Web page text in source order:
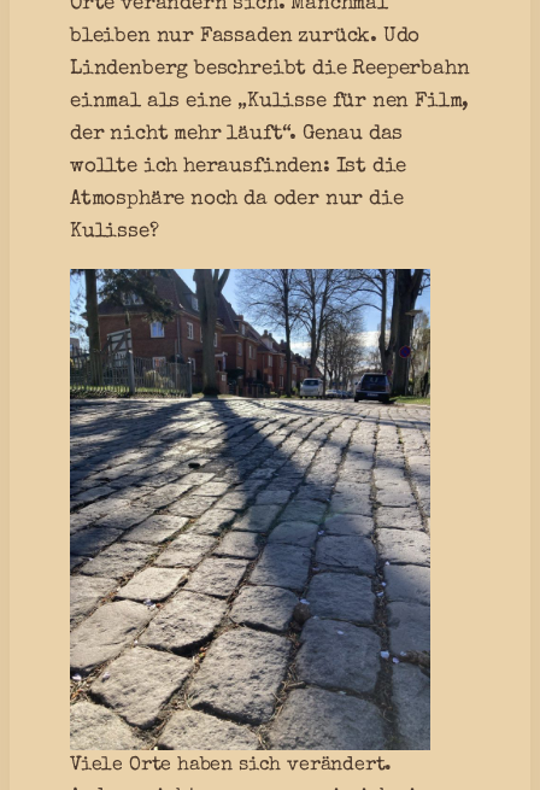
Orte verändern sich. Manchmal
bleiben nur Fassaden zurück. Udo
Lindenberg beschreibt die Reeperbahn
einmal als eine „Kulisse für nen Film,
der nicht mehr läuft“. Genau das
wollte ich herausfinden: Ist die
Atmosphäre noch da oder nur die
Kulisse?
Viele Orte haben sich verändert.